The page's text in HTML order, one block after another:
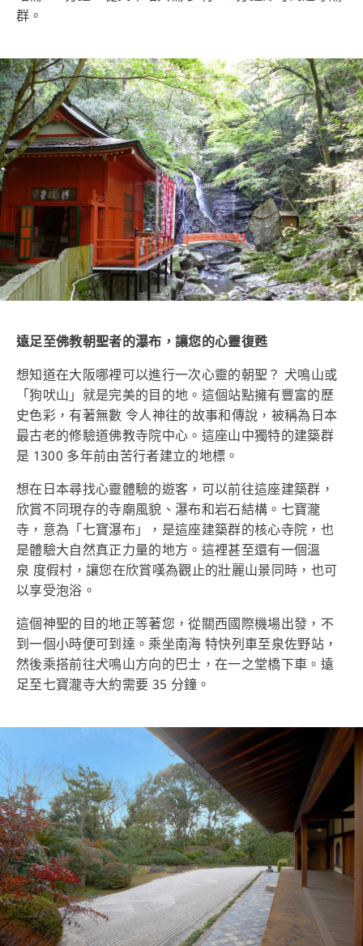
群。
遠足至佛教朝聖者的瀑布，讓您的心靈復甦
想知道在大阪哪裡可以進行一次心靈的朝聖？ 犬鳴山或
「狗吠山」就是完美的目的地。這個站點擁有豐富的歷
史色彩，有著無數 令人神往的故事和傳說，被稱為日本
最古老的修驗道佛教寺院中心。這座山中獨特的建築群
是 1300 多年前由苦行者建立的地標。
想在日本尋找心靈體驗的遊客，可以前往這座建築群，
欣賞不同現存的寺廟風貌、瀑布和岩石結構。七寶瀧
寺，意為「七寶瀑布」，是這座建築群的核心寺院，也
是體驗大自然真正力量的地方。這裡甚至還有一個溫
泉 度假村，讓您在欣賞嘆為觀止的壯麗山景同時，也可
以享受泡浴。
這個神聖的目的地正等著您，從關西國際機場出發，不
到一個小時便可到達。乘坐南海 特快列車至泉佐野站，
然後乘搭前往犬鳴山方向的巴士，在一之堂橋下車。遠
足至七寶瀧寺大約需要 35 分鐘。